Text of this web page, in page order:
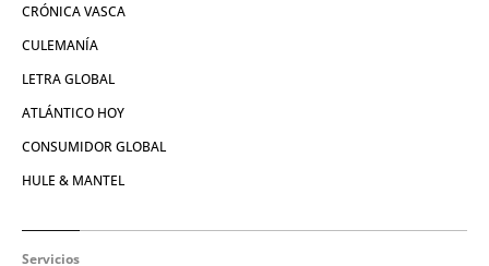
CRÓNICA VASCA
CULEMANÍA
LETRA GLOBAL
ATLÁNTICO HOY
CONSUMIDOR GLOBAL
HULE & MANTEL
Servicios